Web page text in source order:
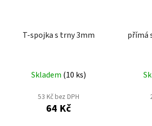
T-spojka s trny 3mm
Skladem (10 ks)
53 Kč bez DPH
64 Kč
přímá